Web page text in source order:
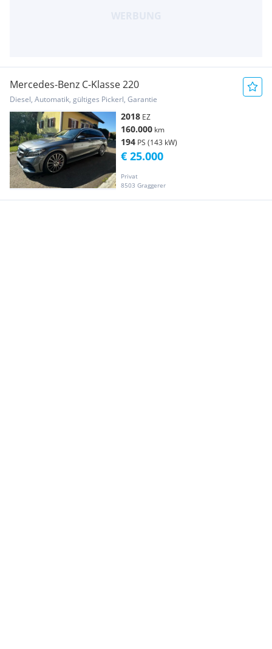
Mercedes-Benz C-Klasse 220
Diesel, Automatik, gültiges Pickerl, Garantie
2018 EZ
160.000 km
194 PS (143 kW)
Privat
8503 Graggerer
€ 25.000